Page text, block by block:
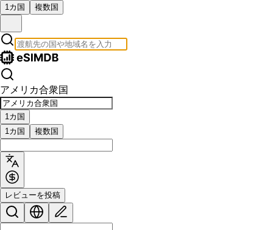
1カ国 複数国
アメリカ合衆国
1カ国
1カ国
複数国
レビューを投稿